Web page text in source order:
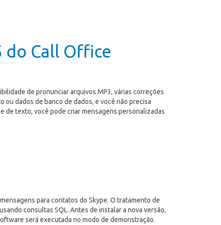
do Call Office
de pronunciar arquivos MP3, várias correções
dados de banco de dados, e você não precisa
de texto, você pode criar mensagens personalizadas
para contatos do Skype. O tratamento de
consultas SQL. Antes de instalar a nova versão,
será executada no modo de demonstração.